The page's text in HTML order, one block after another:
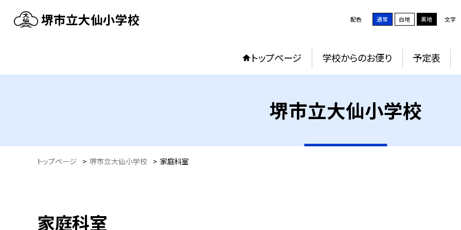
堺市立大仙小学校 配色 通常 白地 黒地 文字
トップページ 学校からのお便り 予定表
堺市立大仙小学校
トップページ > 堺市立大仙小学校 > 家庭科室
家庭科室